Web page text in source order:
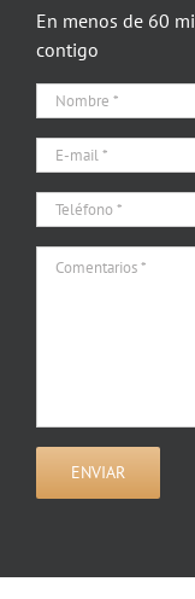
En menos de 60
contigo